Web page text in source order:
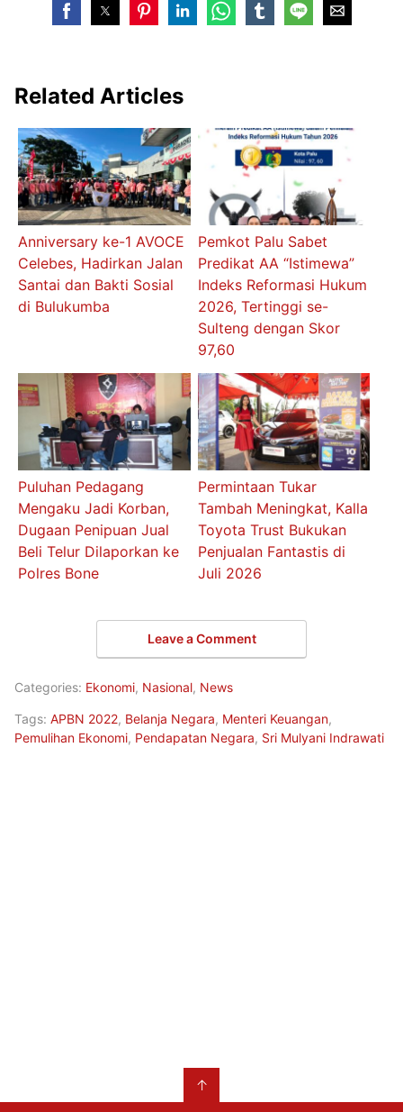
Related Articles
Anniversary ke-1 AVOCE
Celebes, Hadirkan Jalan
Santai dan Bakti Sosial
di Bulukumba
Pemkot Palu Sabet
Predikat AA “Istimewa”
Indeks Reformasi Hukum
2026, Tertinggi se-
Sulteng dengan Skor
97,60
Puluhan Pedagang
Mengaku Jadi Korban,
Dugaan Penipuan Jual
Beli Telur Dilaporkan ke
Polres Bone
Permintaan Tukar
Tambah Meningkat, Kalla
Toyota Trust Bukukan
Penjualan Fantastis di
Juli 2026
Leave a Comment
Categories: Ekonomi, Nasional, News
Tags: APBN 2022, Belanja Negara, Menteri Keuangan,
Pemulihan Ekonomi, Pendapatan Negara, Sri Mulyani Indrawati
↑